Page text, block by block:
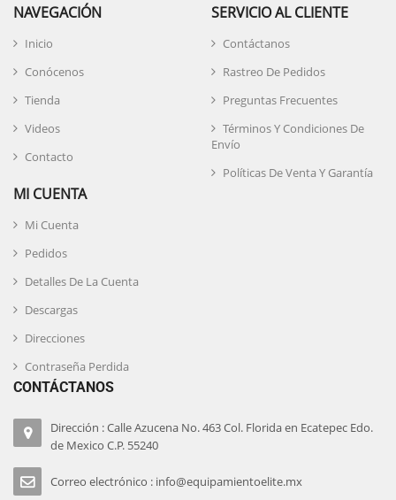
NAVEGACIÓN
Inicio
Conócenos
Tienda
Videos
Contacto
SERVICIO AL CLIENTE
Contáctanos
Rastreo De Pedidos
Preguntas Frecuentes
Términos Y Condiciones De
Envío
Políticas De Venta Y Garantía
MI CUENTA
Mi Cuenta
Pedidos
Detalles De La Cuenta
Descargas
Direcciones
Contraseña Perdida
CONTÁCTANOS
Dirección : Calle Azucena No. 463 Col. Florida en Ecatepec Edo.
de Mexico C.P. 55240
Correo electrónico : info@equipamientoelite.mx